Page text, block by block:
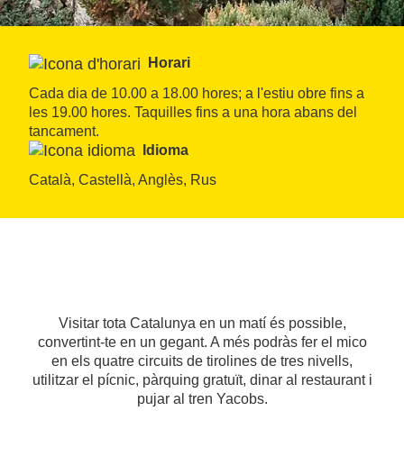
Horari
Cada dia de 10.00 a 18.00 hores; a l'estiu obre fins a
les 19.00 hores. Taquilles fins a una hora abans del
tancament.
Idioma
Català, Castellà, Anglès, Rus
Visitar tota Catalunya en un matí és possible,
convertint-te en un gegant. A més podràs fer el mico
en els quatre circuits de tirolines de tres nivells,
utilitzar el pícnic, pàrquing gratuït, dinar al restaurant i
pujar al tren Yacobs.